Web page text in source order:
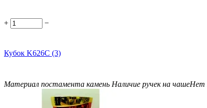
+ −
Кубок K626C (3)
Материал постамента камень Наличие ручек на чашеНет